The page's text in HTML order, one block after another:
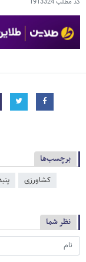
برچسب‌ها
کشاورزی
نظر شما